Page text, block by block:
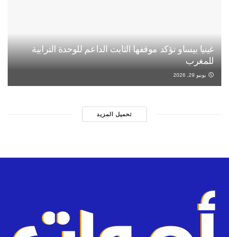
غينيا بيساو تؤكد موقفها الثابت الداعم للوحدة الترابية
للمغرب
يونيو 29, 2026
تحميل المزيد